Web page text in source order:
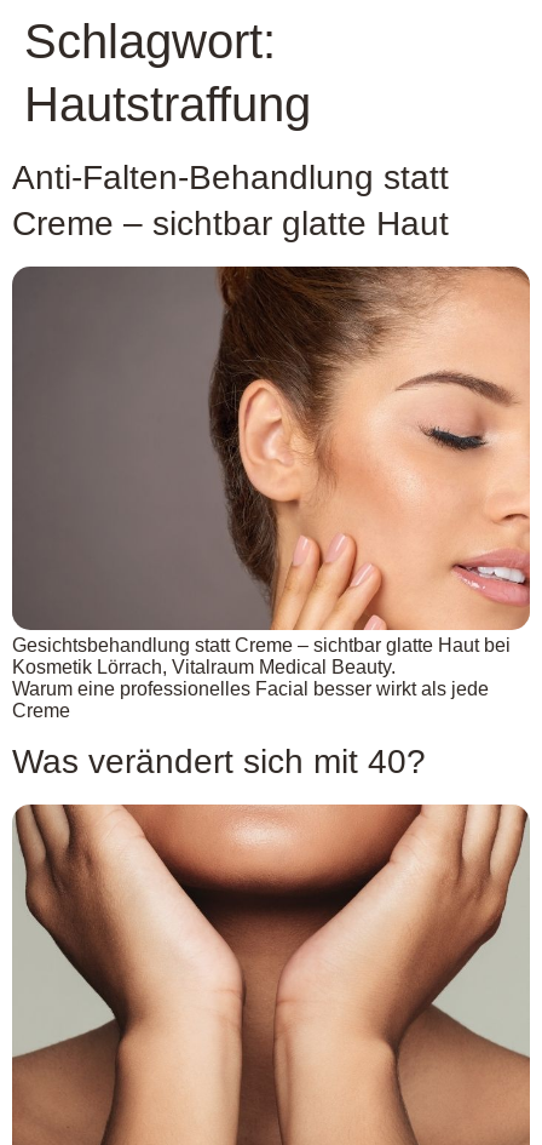
Schlagwort:
Hautstraffung
Anti-Falten-Behandlung statt
Creme – sichtbar glatte Haut
Gesichtsbehandlung statt Creme – sichtbar glatte Haut bei
Kosmetik Lörrach, Vitalraum Medical Beauty.
Warum eine professionelles Facial besser wirkt als jede
Creme
Was verändert sich mit 40?